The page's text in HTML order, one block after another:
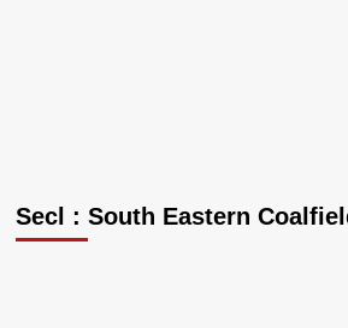
Secl : South Eastern